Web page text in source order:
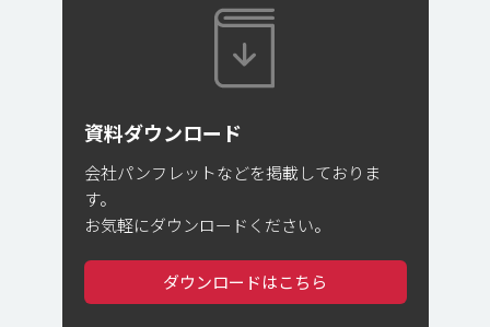
資料ダウンロード
会社パンフレットなどを掲載しておりま
す。
お気軽にダウンロードください。
ダウンロードはこちら